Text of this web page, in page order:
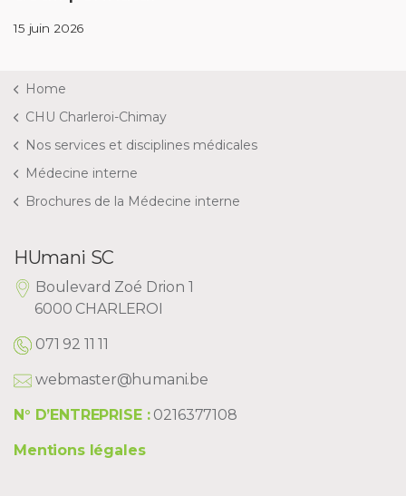
15 juin 2026
Home
CHU Charleroi-Chimay
Nos services et disciplines médicales
Médecine interne
Brochures de la Médecine interne
HUmani SC
Boulevard Zoé Drion 1
6000 CHARLEROI
071 92 11 11
webmaster@humani.be
N° D’ENTREPRISE :0216377108
Mentions légales